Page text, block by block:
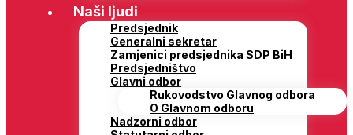
Naši ljudi
Predsjednik
Generalni sekretar
Zamjenici predsjednika SDP BiH
Predsjedništvo
Glavni odbor
Rukovodstvo Glavnog odbora
O Glavnom odboru
Nadzorni odbor